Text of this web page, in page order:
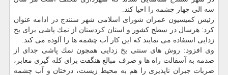
سه الی چهار چشمه را احیا كند.
رئیس كمیسیون عمران شورای اسلامی شهر سنندج در ادامه عنوان
كرد: هرسال در سطح كشور و استان كردستان از نمك پاشی برای یخ
زدایی استفاده می نمایند كه این كار آب چشمه ها را آلوده می كند.
وی افزود: روش های سنتی یخ زدایی همچون نمك پاشی جدای از
صدمه به آسفالت راه ها و صرف مبالغ هنگفت برای كله گیری معابر،
ضربات جبران ناپذیری را هم به محیط زیست، درختان و آب چشمه